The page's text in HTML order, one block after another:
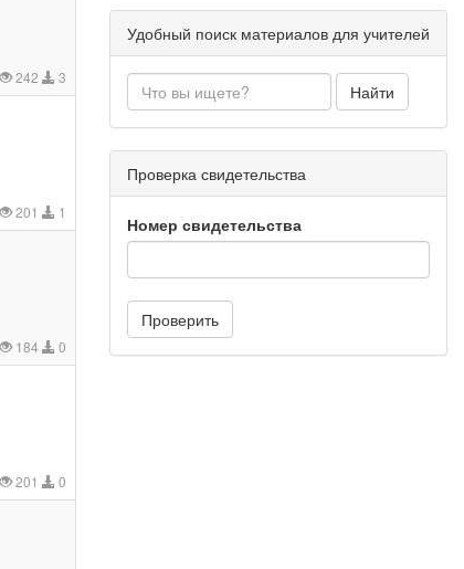
242 3
201 1
184 0
201 0
Удобный поиск материалов для учителей
Найти
Проверка свидетельства
Номер свидетельства
Проверить